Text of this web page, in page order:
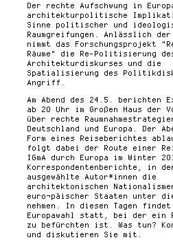
Der rechte Aufschwung in
architekturpolitische
Sinne politischer und
Raumgreifungen. Anlässlich der
nimmt das Forschungsprojekt
Räume" die Re-Politisierung
Architekturdiskurses und die
Spatialisierung des
Angriff.
Am Abend des 24.5. berichten
ab 20 Uhr im Großen Haus der
über rechte
Deutschland und Europa. Der
Form eines Reiseberichtes
folgt dabei der Route einer
IGmA durch Europa im Winter
Korrespondentenberichte, in
ausgewählte Autor*innen die
architektonischen
euro¬päischer Staaten unter
nehmen. In diesen Tagen
Europawahl statt, bei der ein
zu befürchten ist. Was tun?
und diskutieren Sie mit.